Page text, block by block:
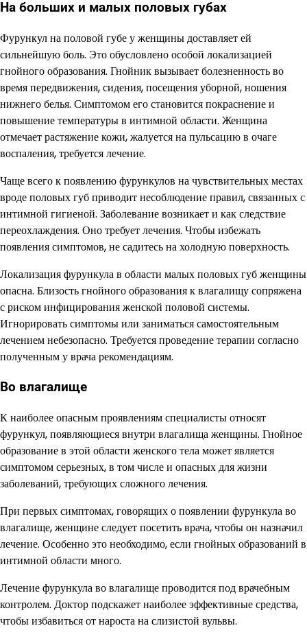
На больших и малых половых губах
Фурункул на половой губе у женщины доставляет ей
сильнейшую боль. Это обусловлено особой локализацией
гнойного образования. Гнойник вызывает болезненность во
время передвижения, сидения, посещения уборной, ношения
нижнего белья. Симптомом его становится покраснение и
повышение температуры в интимной области. Женщина
отмечает растяжение кожи, жалуется на пульсацию в очаге
воспаления, требуется лечение.
Чаще всего к появлению фурункулов на чувствительных местах
вроде половых губ приводит несоблюдение правил, связанных с
интимной гигиеной. Заболевание возникает и как следствие
переохлаждения. Оно требует лечения. Чтобы избежать
появления симптомов, не садитесь на холодную поверхность.
Локализация фурункула в области малых половых губ женщины
опасна. Близость гнойного образования к влагалищу сопряжена
с риском инфицирования женской половой системы.
Игнорировать симптомы или заниматься самостоятельным
лечением небезопасно. Требуется проведение терапии согласно
полученным у врача рекомендациям.
Во влагалище
К наиболее опасным проявлениям специалисты относят
фурункул, появляющиеся внутри влагалища женщины. Гнойное
образование в этой области женского тела может является
симптомом серьезных, в том числе и опасных для жизни
заболеваний, требующих сложного лечения.
При первых симптомах, говорящих о появлении фурункула во
влагалище, женщине следует посетить врача, чтобы он назначил
лечение. Особенно это необходимо, если гнойных образований в
интимной области много.
Лечение фурункула во влагалище проводится под врачебным
контролем. Доктор подскажет наиболее эффективные средства,
чтобы избавиться от нароста на слизистой вульвы.